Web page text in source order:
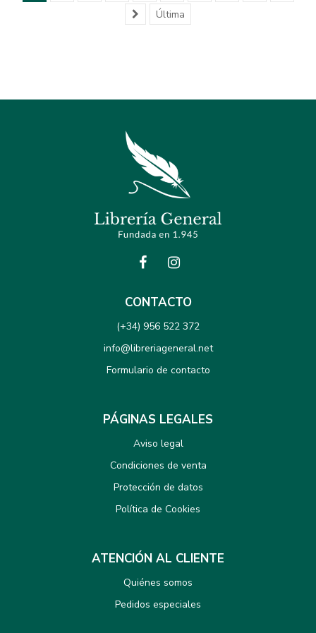
Última
CONTACTO
(+34) 956 522 372
info@libreriageneral.net
Formulario de contacto
PÁGINAS LEGALES
Aviso legal
Condiciones de venta
Protección de datos
Política de Cookies
ATENCIÓN AL CLIENTE
Quiénes somos
Pedidos especiales